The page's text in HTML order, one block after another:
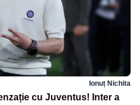
Ionuț Nichita
cu Juventus! Inter a